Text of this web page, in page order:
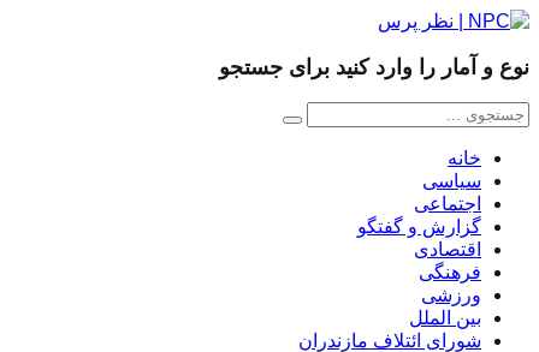
نوع و آمار را وارد کنید برای جستجو
خانه
سیاسی
اجتماعی
گزارش و گفتگو
اقتصادی
فرهنگی
ورزشی
بین الملل
شورای ائتلاف مازندران